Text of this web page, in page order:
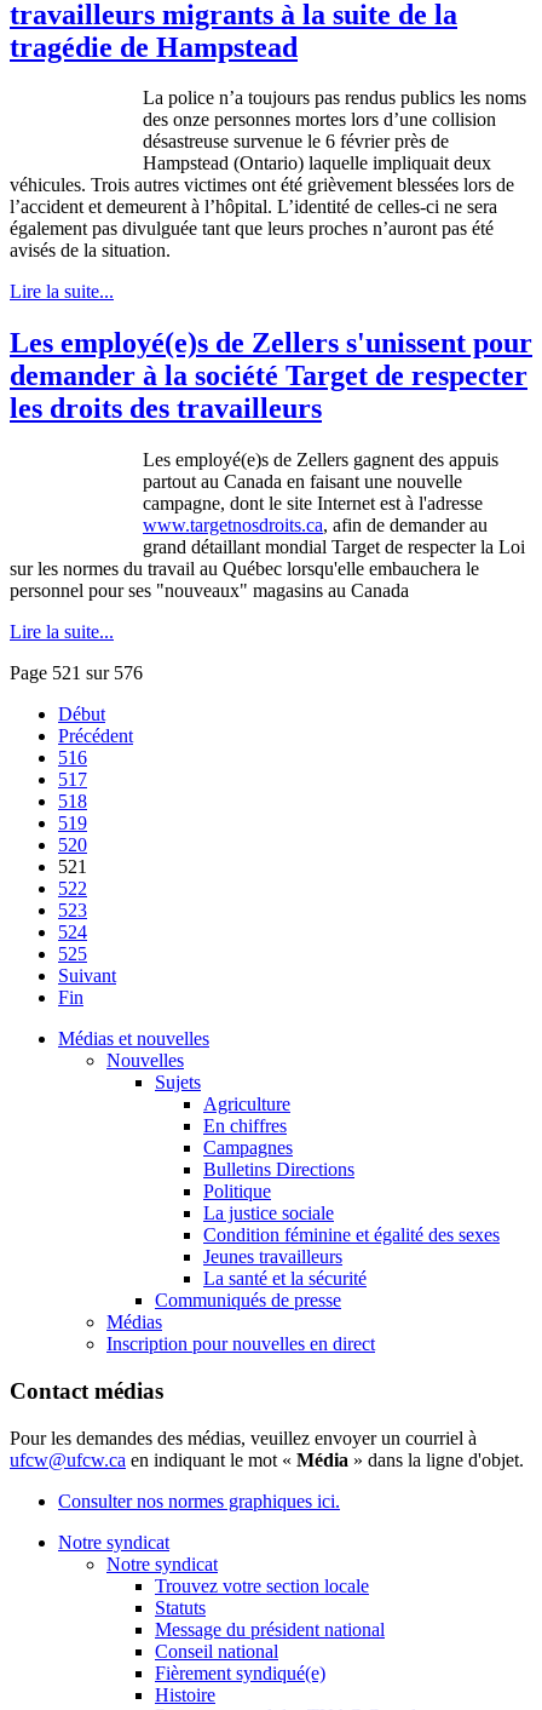
travailleurs migrants à la suite de la
tragédie de Hampstead
La police n’a toujours pas rendus publics les noms
des onze personnes mortes lors d’une collision
désastreuse survenue le 6 février près de
Hampstead (Ontario) laquelle impliquait deux
véhicules. Trois autres victimes ont été grièvement blessées lors de
l’accident et demeurent à l’hôpital. L’identité de celles-ci ne sera
également pas divulguée tant que leurs proches n’auront pas été
avisés de la situation.
Lire la suite...
Les employé(e)s de Zellers s'unissent pour
demander à la société Target de respecter
les droits des travailleurs
Les employé(e)s de Zellers gagnent des appuis
partout au Canada en faisant une nouvelle
campagne, dont le site Internet est à l'adresse
www.targetnosdroits.ca, afin de demander au
grand détaillant mondial Target de respecter la Loi
surles normes du travail au Québec lorsqu'elle embauchera le
personnel pourses "nouveaux" magasins au Canada
Lire la suite...
Page 521 sur 576
Début
Précédent
516
517
518
519
520
521
522
523
524
525
Suivant
Fin
Médias et nouvelles
Nouvelles
Sujets
Agriculture
En chiffres
Campagnes
Bulletins Directions
Politique
La justice sociale
Condition féminine et égalité des sexes
Jeunes travailleurs
La santé et la sécurité
Communiqués de presse
Médias
Inscription pour nouvelles en direct
Contact médias
Pour les demandes des médias, veuillez envoyer un courriel à
ufcw@ufcw.ca en indiquant le mot « Média » dans la ligne d'objet.
Consulter nos normes graphiques ici.
Notre syndicat
Notre syndicat
Trouvez votre section locale
Statuts
Message du président national
Conseil national
Fièrement syndiqué(e)
Histoire